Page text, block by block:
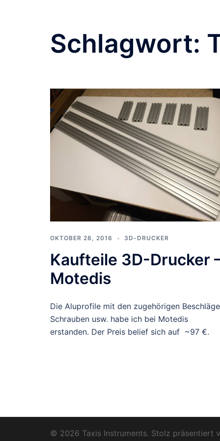
Schlagwort:
OKTOBER 28, 2016 3D-DRUCKER
Kaufteile 3D-Drucker
Motedis
Die Aluprofile mit den zugehörigen
Schrauben usw. habe ich bei Motedis
erstanden. Der Preis belief sich auf ~97 €.
© 2026 Taxis Instruments. Stolz präsentiert